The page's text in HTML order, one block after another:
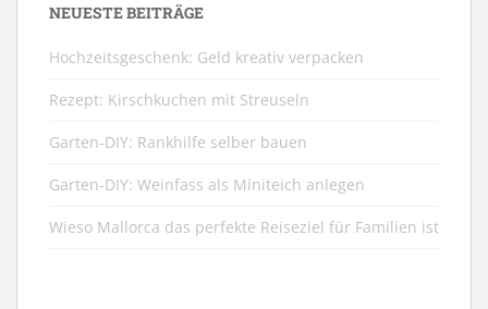
NEUESTE BEITRÄGE
Hochzeitsgeschenk: Geld kreativ verpacken
Rezept: Kirschkuchen mit Streuseln
Garten-DIY: Rankhilfe selber bauen
Garten-DIY: Weinfass als Miniteich anlegen
Wieso Mallorca das perfekte Reiseziel für Familien ist